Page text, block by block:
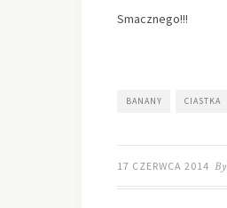
Smacznego!!!
BANANY CIASTKA
17 CZERWCA 2014 By